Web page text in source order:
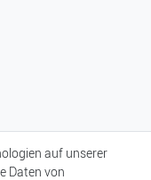
auf unserer
Daten von